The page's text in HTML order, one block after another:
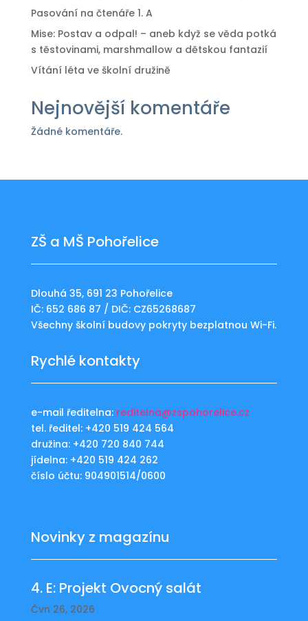
Pasování na čtenáře 1. A
Mise: Postav a odpal! – aneb když se věda potká
s těstovinami, marshmallow a dětskou fantazií
Vítání léta ve školní družině
Nejnovější komentáře
Žádné komentáře.
ZŠ a MŠ Pohořelice
Dlouhá 35, 691 23 Pohořelice
IČ: 652 686 87 / DIČ: CZ65268687
Všechny školní budovy pokryty bezplatnou Wi-Fi.
Rychlé kontakty
e-mail ředitelna: reditelna@zspohorelice.cz
tel. ředitel: +420 519 424 564
družina: +420 720 840 744
jídelna: +420 519 424 262
číslo účtu: 904901514/0600
Novinky z magazínu
4. E: Projekt Ovocný salát
Čvn 26, 2026